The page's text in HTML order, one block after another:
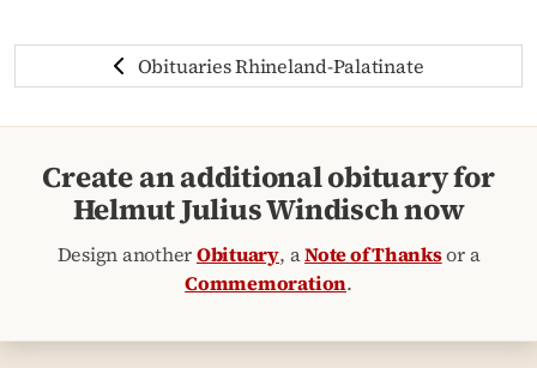
Obituaries Rhineland-Palatinate
Create an additional obituary for
Helmut Julius Windisch now
Design anotherObituary, aNote of Thanksor a
Commemoration.